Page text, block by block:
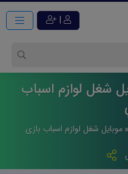
|
شغل لوازم اسباب
موبایل شغل لوازم اسباب بازی